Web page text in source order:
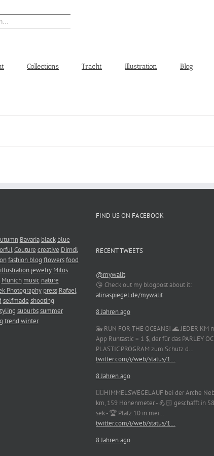
Collections Tracht Illustration Blog
Bavaria black blue
Couture creative Dirndl
fashion blog flowers food
illustration jewelry Milos
Munich music nature
Photography press Rafael
selfmade shooting
suburbs summer
trend winter
FIND US ON FACEBOOK
RECENT TWEETS
@mywalit
😘 Check out my blogpost about it:
alinaspiegel.de/mywalit
8 Jahren ago
🐳 RUN FOR THE OCEANS! 🌊 JEDER KM
App Runtastic = 1 $, der für das PARLEY
PLASTIC PROGRAM zum Schutz d…
twitter.com/i/web/status/1…
8 Jahren ago
🏃‍♀️HIMMELSWEGELAUF bei der Arche
km, 159 Höhenmeter - 💪🏻 geschafft in
sek - 🏆 Platz 10 in mei…
twitter.com/i/web/status/1…
8 Jahren ago